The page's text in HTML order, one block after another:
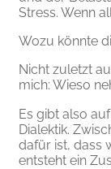
Stress. Wenn
Wozu könnte
Nicht zuletzt
mich: Wieso
Es gibt also
Dialektik.
dafür ist, dass
entsteht ein